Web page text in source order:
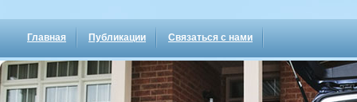
Главная Публикации Связаться с нами